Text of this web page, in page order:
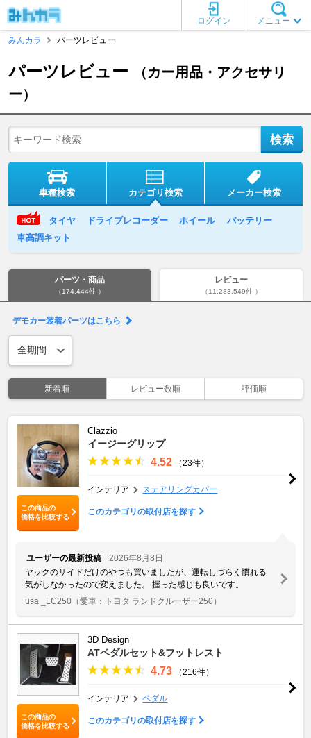
メニュー
ログイン
みんカラ
パーツレビュー
パーツレビュー
（カー用品・アクセサリ
ー）
車種検索 カテゴリ検索 メーカー検索
タイヤ ドライブレコーダー ホイール
バッテリー
車高調キット
パーツ・商品
（174,444件 ）
レビュー
（11,283,549件 ）
デモカー装着パーツはこちら
新着順 レビュー数順 評価順
この商品の
価格を比較する
Clazzio
イージーグリップ
4.52 （23件）
インテリア ステアリングカバー
このカテゴリの取付店を探す
ユーザーの最新投稿
2026年8月8日
ヤックのサイドだけのやつも買いましたが、運転しづらく慣れる
気がしなかったので変えました。 握った感じも良いです。
usa _LC250 （愛車：トヨタ ランドクルーザー250）
この商品の
価格を比較する
3D Design
ATペダルセット&フットレスト
4.73 （216件）
インテリア ペダル
このカテゴリの取付店を探す